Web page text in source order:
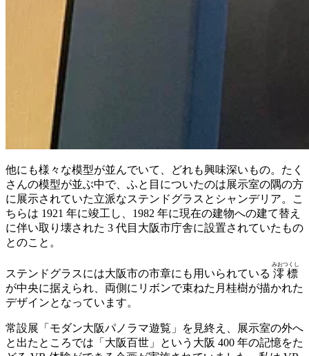
他にも様々な模型が並んでいて、どれも興味深いもの。たく
さんの模型が並ぶ中で、ふと目についたのは展示室の隅の方
に展示されていた立派なステンドグラスとシャンデリア。こ
ちらは 1921 年に竣工し、1982 年に現在の建物への建て替え
に伴い取り壊された 3 代目大阪市庁舎に設置されていたもの
とのこと。
ステンドグラスには大阪市の市章にも用いられている 澪標
みおつくし
が中央に据えられ、両側にリボンで束ねた月桂樹が描かれた
デザインとなっています。
常設展「モダン大阪パノラマ遊覧」を見終え、展示室の外へ
と出たところでは「大阪百世」という大阪 400 年の記憶をた